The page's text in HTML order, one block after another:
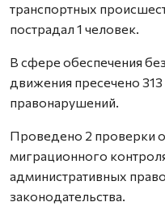
транспортных
пострадал 1 человек.
В сфере обеспечения
движения пресечено
правонарушений.
Проведено 2 проверки
миграционного
административных
законодательства.